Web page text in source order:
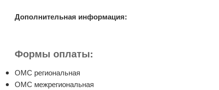
Дополнительная информация:
Формы оплаты:
ОМС региональная
ОМС межрегиональная